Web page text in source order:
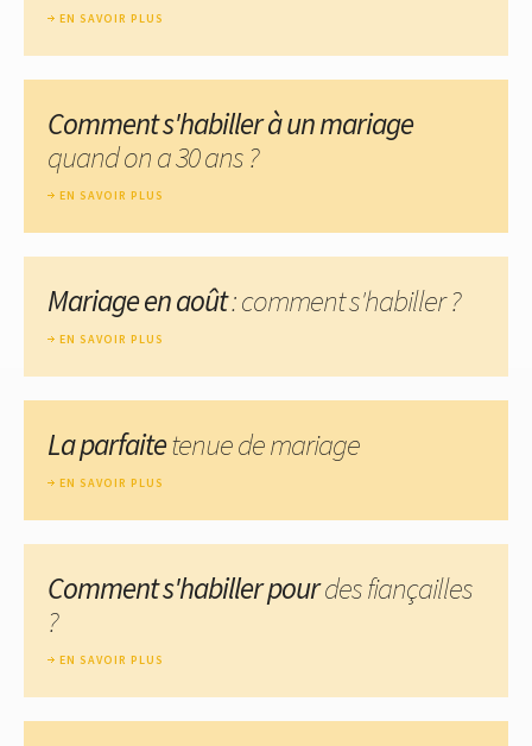
EN SAVOIR PLUS
Comment s'habiller à un mariage
quand on a 30 ans ?
EN SAVOIR PLUS
Mariage en août: comment s'habiller ?
EN SAVOIR PLUS
La parfaitetenue de mariage
EN SAVOIR PLUS
Comment s'habiller pourdes fiançailles
?
EN SAVOIR PLUS